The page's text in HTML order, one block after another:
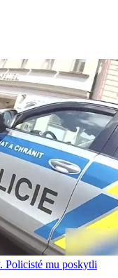
Policisté mu poskytli